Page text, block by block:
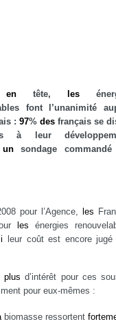
en tête, les
font l’unanimité
: 97% des français se
à leur
unsondage commandé
pour l’Agence, les
les énergies
leur coût est encore jugé
plus d’intérêt pour ces
pour eux-mêmes :
biomasse ressortent